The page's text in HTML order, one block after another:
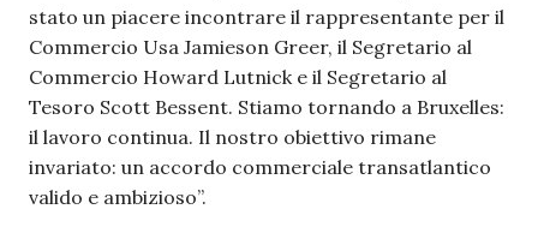
stato un piacere incontrare il rappresentante per il
Commercio Usa Jamieson Greer, il Segretario al
Commercio Howard Lutnick e il Segretario al
Tesoro Scott Bessent. Stiamo tornando a Bruxelles:
il lavoro continua. Il nostro obiettivo rimane
invariato: un accordo commerciale transatlantico
valido e ambizioso”.